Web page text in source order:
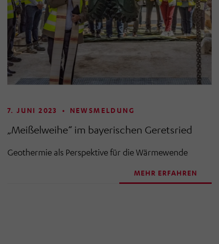
7. JUNI 2023 • NEWSMELDUNG
„Meißelweihe“ im bayerischen Geretsried
Geothermie als Perspektive für die Wärmewende
MEHR ERFAHREN